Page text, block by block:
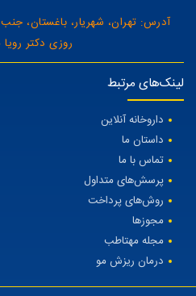
آدرس: تهران، شهریار، باغستان، جنب
روزی دکتر
لینک‌های مرتبط
داروخانه آنلاین
داستان ما
تماس با ما
پرسش‌های متداول
روش‌های پرداخت
مجوزها
مجله مهتاطب
درمان ریزش مو